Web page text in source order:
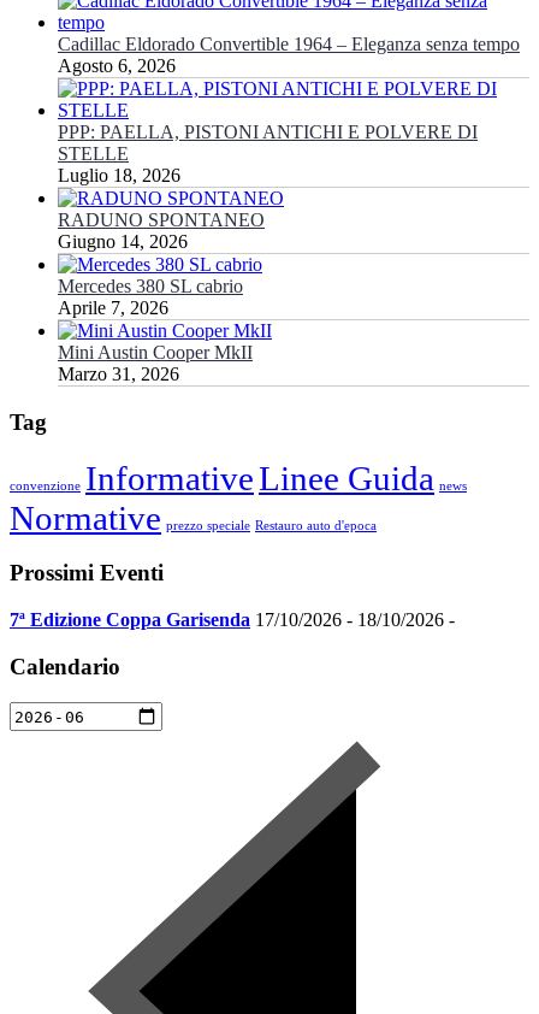
Cadillac Eldorado Convertible 1964 – Eleganza senza tempo
Agosto 6, 2026
PPP: PAELLA, PISTONI ANTICHI E POLVERE DI
STELLE
Luglio 18, 2026
RADUNO SPONTANEO
Giugno 14, 2026
Mercedes 380 SL cabrio
Aprile 7, 2026
Mini Austin Cooper MkII
Marzo 31, 2026
Tag
convenzione InformativeLinee Guida news
Normative prezzo speciale Restauro auto d'epoca
Prossimi Eventi
7ª Edizione Coppa Garisenda 17/10/2026 - 18/10/2026 -
Calendario